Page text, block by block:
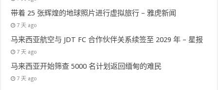
带着 25 张辉煌的地球照片进行虚拟旅行 – 雅虎新闻
7 天 ago
马来西亚航空与 JDT FC 合作伙伴关系续签至 2029 年 – 星报
7 天 ago
马来西亚开始筛查 5000 名计划返回缅甸的难民
7 天 ago